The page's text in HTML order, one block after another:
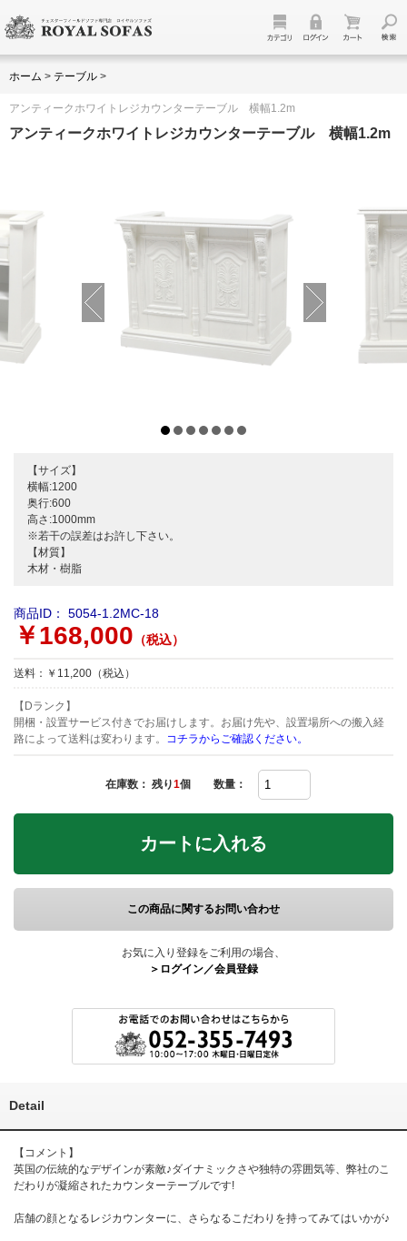
ホーム > テーブル >
アンティークホワイトレジカウンターテーブル 横幅1.2m
アンティークホワイトレジカウンターテーブル 横幅1.2m
【サイズ】
横幅:1200
奥行:600
高さ:1000mm
※若干の誤差はお許し下さい。
【材質】
木材・樹脂
商品ID： 5054-1.2MC-18
￥168,000 （税込）
送料：￥11,200（税込）
【Dランク】
開梱・設置サービス付きでお届けします。お届け先や、設置場所への搬入経
路によって送料は変わります。 コチラからご確認ください。
在庫数： 残り1個 数量：
カートに入れる
この商品に関するお問い合わせ
お気に入り登録をご利用の場合、
＞ログイン／会員登録
Detail
【コメント】
英国の伝統的なデザインが素敵♪ダイナミックさや独特の雰囲気等、弊社のこ
だわりが凝縮されたカウンターテーブルです!
店舗の顔となるレジカウンターに、さらなるこだわりを持ってみてはいかが♪